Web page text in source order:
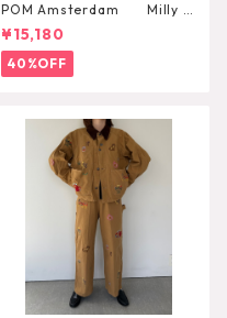
POM Amsterdam Milly B
utterfly Blouse
¥15,180
40%OFF